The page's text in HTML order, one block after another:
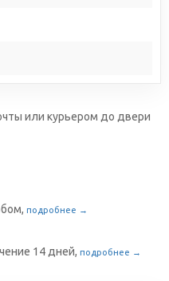
или курьером до двери
подробнее →
14 дней, подробнее →